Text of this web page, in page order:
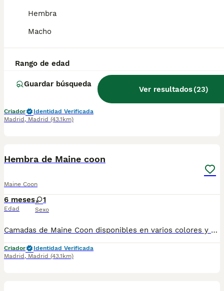
Hembra
Macho
Rango de edad
Guardar búsqueda
Ver resultados(23)
5 meses 1 1
Criador
Identidad Verificada
Madrid , Madrid (43.1km)
Hembra de Maine coon
Maine Coon
6 meses
Edad
1
Sexo
Camadas de Maine Coon disponibles en varios colores y tonalidades. Machos y hembras. Criadores responsables y familiares. Se entregan a partir de 2 meses de edad y sus vacunas correspondientes, desparasitados. Todos los cachorros son descendientes de las mejores líneas nacionales. Se entregan en toda España con transporte de alta calidad preparado para animales, van en vehículo climatizado con chófer particular a cargo del comprador. Si tienes dudas o consultas sobre la raza, podemos resolver tus dudas por whats app ;) Abogamos por una cría nacional (no en países del este) en un ambiente familiar con personas con vocación en una cría ética y responsable, y que por encima de todo, aman a los animales Teléfono / Whats app: 641 92 23 90
Criador
Identidad Verificada
Madrid , Madrid (43.1km)